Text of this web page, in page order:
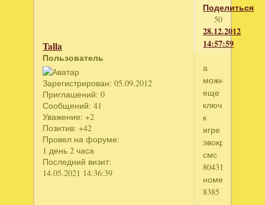
Поделиться
50
28.12.2012
14:57:59
Talla
Пользователь
Зарегистрирован: 05.09.2012
Приглашений: 0
Сообщений: 41
Уважение: +2
Позитив: +42
Провел на форуме:
1 день 2 часа
Последний визит:
14.05.2021 14:36:39
а
можно
еще
ключ
к
игре
эвокрафт
смс
804312563
номер
8385